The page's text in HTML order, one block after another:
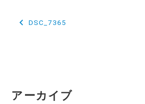
投
ゲ
DSC_7365
アーカイブ